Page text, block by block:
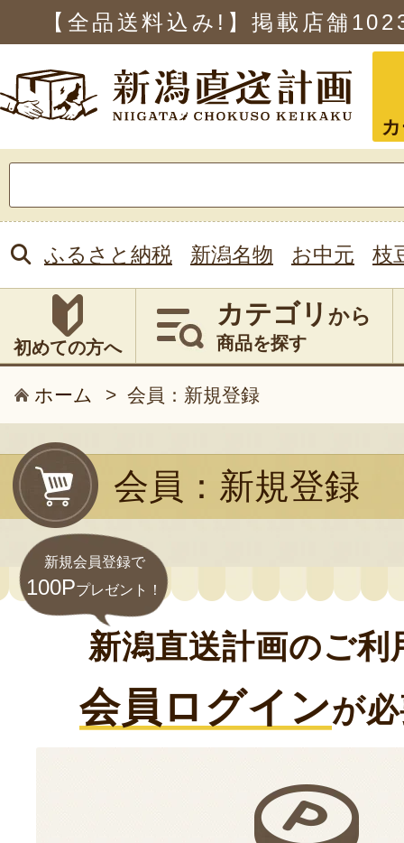
【全品送料込み!】掲載店舗
索:
ふるさと納税 新潟名物 お中元 枝
初めての方へ
カテゴリ から
商品を探す
ホーム > 会員：新規登録
会員：新規登録
新規会員登録で
100Pプレゼント！
新潟直送計画のご利
会員ログインが